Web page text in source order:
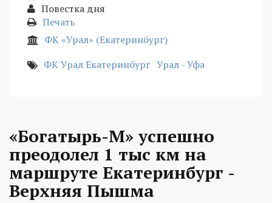
Повестка дня
Печать
ФК «Урал» (Екатеринбург)
ФК Урал Екатеринбург Урал - Уфа
«Богатырь-М» успешно
преодолел 1 тыс км на
маршруте Екатеринбург -
Верхняя Пышма